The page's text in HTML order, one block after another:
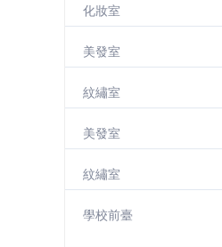
化妝室
美發室
紋繡室
美發室
紋繡室
學校前臺